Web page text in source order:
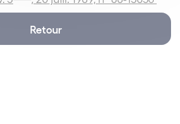
Retour